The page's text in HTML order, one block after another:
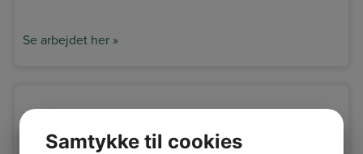
Se arbejdet her »
Samtykke til cookies